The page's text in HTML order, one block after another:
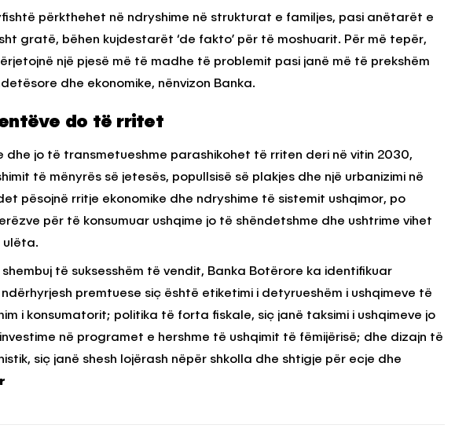
përkthehet në ndryshime në strukturat e familjes, pasi anëtarët e
gratë, bëhen kujdestarët ‘de fakto’ për të moshuarit. Për më tepër,
një pjesë më të madhe të problemit pasi janë më të prekshëm
dhe ekonomike, nënvizon Banka.
do të rritet
dhe jo të transmetueshme parashikohet të rriten deri në vitin 2030,
të mënyrës së jetesës, popullsisë së plakjes dhe një urbanizimi në
pësojnë rritje ekonomike dhe ndryshime të sistemit ushqimor, po
për të konsumuar ushqime jo të shëndetshme dhe ushtrime vihet
ulëta.
shembuj të suksesshëm të vendit, Banka Botërore ka identifikuar
premtuese siç është etiketimi i detyrueshëm i ushqimeve të
i konsumatorit; politika të forta fiskale, siç janë taksimi i ushqimeve jo
në programet e hershme të ushqimit të fëmijërisë; dhe dizajn të
siç janë shesh lojërash nëpër shkolla dhe shtigje për ecje dhe